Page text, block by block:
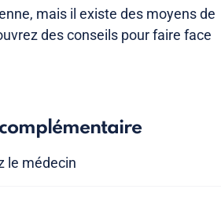
mais il existe des moyens de
des conseils pour faire face
le médecin